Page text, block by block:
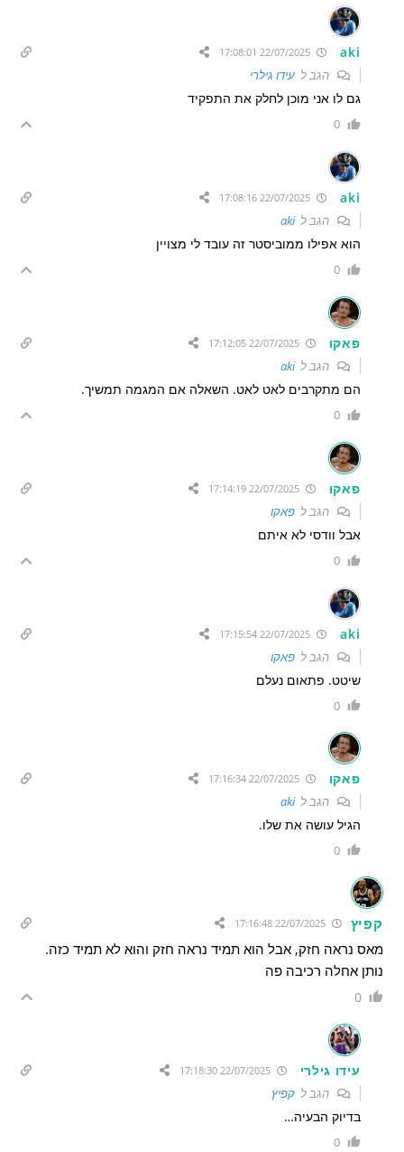
aki
הגב לעידו גילרי
גם לו אני מוכן לחלק את התפקיד
0
aki
הגב לaki
הוא אפילו ממוביסטר זה עובד לי מצויין
0
פאקו 22/07/2025 17:12:05
הגב לaki
הם מתקרבים לאט לאט. השאלה אם המגמה תמשיך.
0
פאקו 22/07/2025 17:14:19
הגב לפאקו
אבל וודסי לא איתם
0
aki
הגב לפאקו
שיטט. פתאום נעלם
0
פאקו 22/07/2025 17:16:34
הגב לaki
הגיל עושה את שלו.
0
קפיץ 22/07/2025 17:16:48
מאס נראה חזק, אבל הוא תמיד נראה חזק והוא לא תמיד כזה.
נותן אחלה רכיבה פה
0
עידו גילרי 22/07/2025 17:18:30
הגב לקפיץ
בדיוק הבעיה…
0